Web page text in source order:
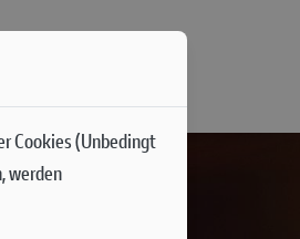
Cookies (Unbedingt
werden